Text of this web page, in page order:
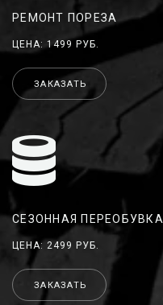
РЕМОНТ ПОРЕЗА
ЦЕНА: 1499 РУБ.
ЗАКАЗАТЬ
СЕЗОННАЯ ПЕРЕОБУВКА
ЦЕНА: 2499 РУБ.
ЗАКАЗАТЬ